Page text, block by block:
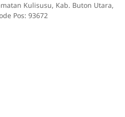
Kulisusu, Kab. Buton Utara,
Pos: 93672